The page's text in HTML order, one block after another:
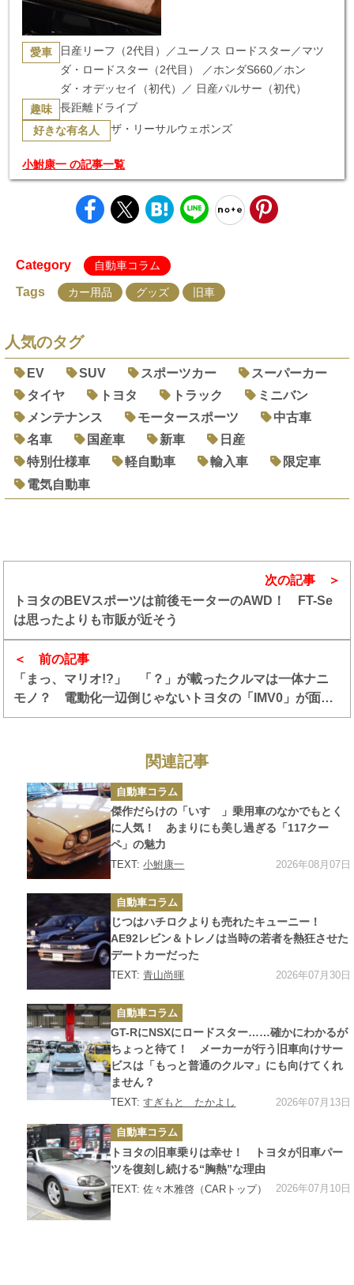
愛車
日産リーフ（2代目）／ユーノス ロードスター／マツ
ダ・ロードスター（2代目） ／ホンダS660／ホン
ダ・オデッセイ（初代）／ 日産パルサー（初代）
趣味 長距離ドライブ
好きな有名人 ザ・リーサルウェポンズ
小鮒康一 の記事一覧
Category 自動車コラム
Tags カー用品 グッズ 旧車
人気のタグ
EV SUV スポーツカー
スーパーカー
タイヤ
トヨタ トラック
ミニバン
メンテナンス
モータースポーツ
中古車
名車
国産車 新車
日産
特別仕様車
軽自動車 輸入車
限定車
電気自動車
前の記事
「まっ、マリオ!?」 「？」が載ったクルマは一体ナニ
モノ？ 電動化一辺倒じゃないトヨタの「IMV0」が面白
い！
次の記事
トヨタのBEVスポーツは前後モーターのAWD！ FT-Se
は思ったよりも市販が近そう
関連記事
カ
テ
ゴ
リ
ー
自動車コラム
傑作だらけの「いすゞ」乗用車のなかでもとく
に人気！ あまりにも美し過ぎる「117クー
ペ」の魅力
TEXT:小鮒康一 2026年08月07日
カ
テ
ゴ
リ
ー
自動車コラム
じつはハチロクよりも売れたキューニー！
AE92レビン＆トレノは当時の若者を熱狂させた
デートカーだった
TEXT:青山尚暉 2026年07月30日
カ
テ
ゴ
リ
ー
自動車コラム
GT-RにNSXにロードスター……確かにわかるが
ちょっと待て！ メーカーが行う旧車向けサー
ビスは「もっと普通のクルマ」にも向けてくれ
ません？
TEXT:すぎもと たかよし 2026年07月13日
カ
テ
ゴ
リ
ー
自動車コラム
トヨタの旧車乗りは幸せ！ トヨタが旧車パー
ツを復刻し続ける“胸熱”な理由
TEXT: 佐々木雅啓（CARトップ） 2026年07月10日